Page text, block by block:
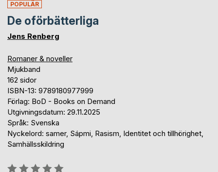
POPULÄR
De oförbätterliga
Jens Renberg
Romaner & noveller
Mjukband
162 sidor
ISBN-13: 9789180977999
Förlag: BoD - Books on Demand
Utgivningsdatum: 29.11.2025
Språk: Svenska
Nyckelord: samer, Sápmi, Rasism, Identitet och tillhörighet,
Samhällsskildring
Betyg::